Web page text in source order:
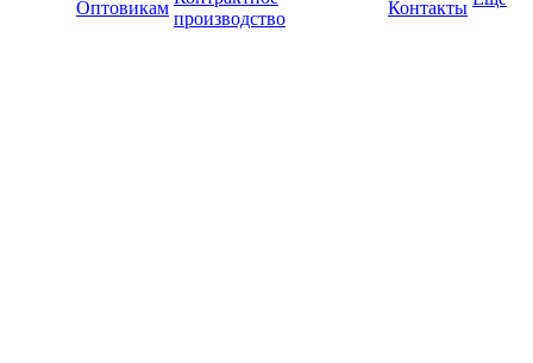
Оптовикам
производство
Контакты